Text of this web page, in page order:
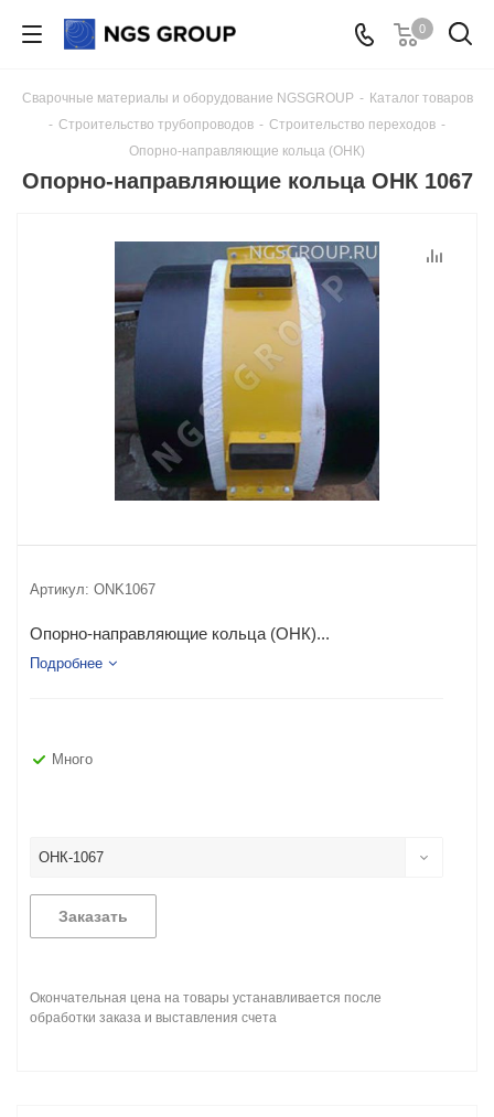
0
Сварочные материалы и оборудование NGSGROUP - Каталог товаров
- Строительство трубопроводов - Строительство переходов -
Опорно-направляющие кольца (ОНК)
Опорно-направляющие кольца ОНК 1067
Артикул: ONK1067
Опорно-направляющие кольца (ОНК)...
Подробнее
Много
ОНК-1067
Заказать
Окончательная цена на товары устанавливается после
обработки заказа и выставления счета